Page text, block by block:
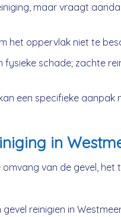
maar vraagt
het oppervlak niet te
schade; zachte
een specifieke aanpak
in
van de gevel, het
reinigien in